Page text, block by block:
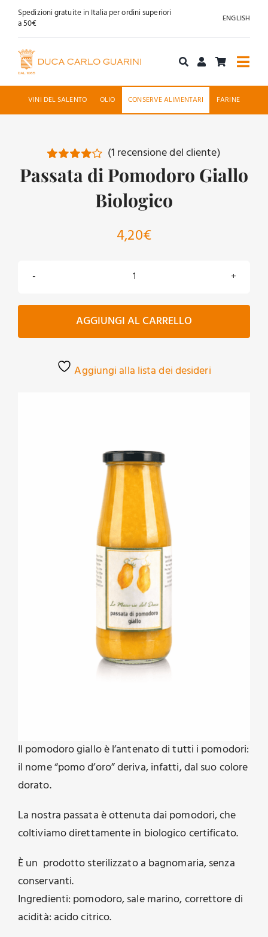
SaltaSpedizioni gratuite in Italia per ordini superiori
a 50€
ENGLISH
Acquista online
VINI DEL SALENTO OLIO CONSERVE ALIMENTARI FARINE
Valutato
4.00su 5
(1 recensione del cliente)
Passata di Pomodoro Giallo
Biologico
4,20€
Passata
Pomodoro
quantità
AGGIUNGI AL CARRELLO
Aggiungi alla lista dei desideri
Il pomodoro giallo è l’antenato di tutti i pomodori:
il nome “pomo d’oro” deriva, infatti, dal suo colore
dorato.
La nostra passata è ottenuta dai pomodori, che
coltiviamo direttamente in biologico certificato.
È un prodotto sterilizzato a bagnomaria, senza
conservanti.
Ingredienti: pomodoro, sale marino, correttore di
acidità: acido citrico.